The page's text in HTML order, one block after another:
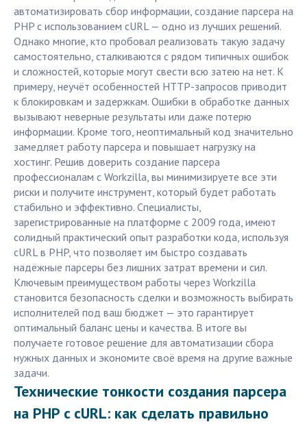
автоматизировать сбор информации, создание парсера на
PHP с использованием cURL — одно из лучших решений.
Однако многие, кто пробовал реализовать такую задачу
самостоятельно, сталкиваются с рядом типичных ошибок
и сложностей, которые могут свести всю затею на нет. К
примеру, неучёт особенностей HTTP-запросов приводит
к блокировкам и задержкам. Ошибки в обработке данных
вызывают неверные результаты или даже потерю
информации. Кроме того, неоптимальный код значительно
замедляет работу парсера и повышает нагрузку на
хостинг. Решив доверить создание парсера
профессионалам с Workzilla, вы минимизируете все эти
риски и получите инструмент, который будет работать
стабильно и эффективно. Специалисты,
зарегистрированные на платформе с 2009 года, имеют
солидный практический опыт разработки кода, используя
cURL в PHP, что позволяет им быстро создавать
надёжные парсеры без лишних затрат времени и сил.
Ключевым преимуществом работы через Workzilla
становится безопасность сделки и возможность выбирать
исполнителей под ваш бюджет — это гарантирует
оптимальный баланс цены и качества. В итоге вы
получаете готовое решение для автоматизации сбора
нужных данных и экономите своё время на другие важные
задачи.
Технические тонкости создания парсера
на PHP c cURL: как сделать правильно